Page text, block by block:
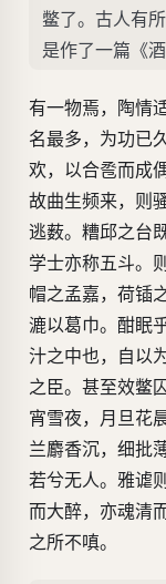
鳖了。古人有
是作了一篇《
有一物焉，陶情
名最多，为功已
欢，以合卺而成
故曲生频来，则
逃薮。糟邱之台
学士亦称五斗。
帽之孟嘉，荷锸
漉以葛巾。酣眠
汁之中也，自以
之臣。甚至效鳖
宵雪夜，月旦花
兰麝香沉，细批
若兮无人。雅谑
而大醉，亦魂清
之所不嗔。